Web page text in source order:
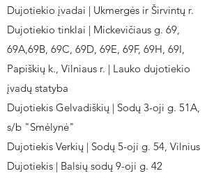
Dujotiekio įvadai | Ukmergės ir Širvintų r.
Dujotiekio tinklai | Mickevičiaus g. 69,
69A,69B, 69C, 69D, 69E, 69F, 69H, 69I,
Papiškių k., Vilniaus r. | Lauko dujotiekio
įvadų statyba
Dujotiekis Gelvadiškių | Sodų 3-oji g. 51A,
s/b "Smėlynė"
Dujotiekis Verkių | Sodų 5-oji g. 54, Vilnius
Dujotiekis | Balsių sodų 9-oji g. 42